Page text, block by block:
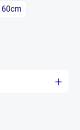
60cm
Wert